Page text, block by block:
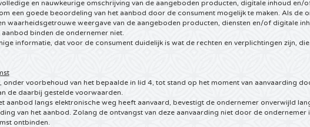
en nauwkeurige omschrijving van de aangeboden producten, digitale inhoud en/
een goede beoordeling van het aanbod door de consument mogelijk te maken. Als de
waarheidsgetrouwe weergave van de aangeboden producten, diensten en/of digitale
binden de ondernemer niet.
informatie, dat voor de consument duidelijk is wat de rechten en verplichtingen zijn,
onder voorbehoud van het bepaalde in lid 4, tot stand op het moment van aanvaarding
de daarbij gestelde voorwaarden.
aanbod langs elektronische weg heeft aanvaard, bevestigt de ondernemer onverwijld
van het aanbod. Zolang de ontvangst van deze aanvaarding niet door de ondernemer
ontbinden.